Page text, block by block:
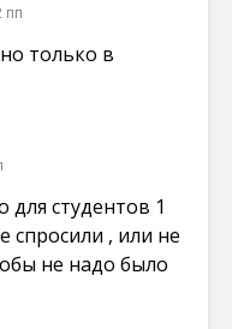
пп
только в
для студентов 1
спросили , или не
не надо было